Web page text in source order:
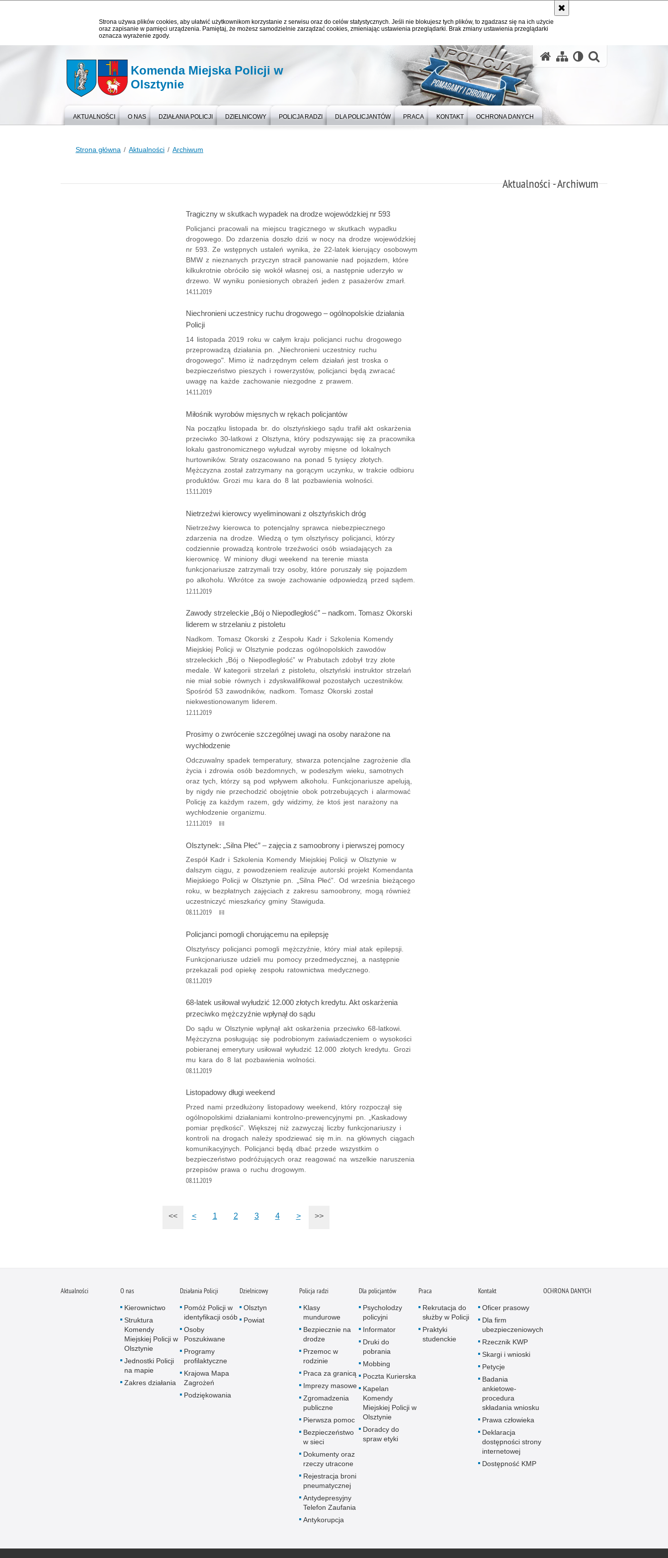
Strona używa plików cookies, aby ułatwić użytkownikom korzystanie z serwisu oraz do celów statystycznych. Jeśli nie blokujesz tych plików, to zgadzasz się na ich użycie
oraz zapisanie w pamięci urządzenia. Pamiętaj, że możesz samodzielnie zarządzać cookies, zmieniając ustawienia przeglądarki. Brak zmiany ustawienia przeglądarki
oznacza wyrażenie zgody.
Komenda Miejska Policji w
Olsztynie
AKTUALNOŚCI O NAS DZIAŁANIA POLICJI DZIELNICOWY POLICJA RADZI DLA POLICJANTÓW PRACA KONTAKT OCHRONA DANYCH
Strona główna Aktualności Archiwum
Aktualności - Archiwum
Tragiczny w skutkach wypadek na drodze wojewódzkiej nr 593
Policjanci pracowali na miejscu tragicznego w skutkach wypadku
drogowego. Do zdarzenia doszło dziś w nocy na drodze wojewódzkiej
nr 593. Ze wstępnych ustaleń wynika, że 22-latek kierujący osobowym
BMW z nieznanych przyczyn stracił panowanie nad pojazdem, które
kilkukrotnie obróciło się wokół własnej osi, a następnie uderzyło w
drzewo. W wyniku poniesionych obrażeń jeden z pasażerów zmarł.
14.11.2019
Niechronieni uczestnicy ruchu drogowego – ogólnopolskie działania
Policji
14 listopada 2019 roku w całym kraju policjanci ruchu drogowego
przeprowadzą działania pn. „Niechronieni uczestnicy ruchu
drogowego". Mimo iż nadrzędnym celem działań jest troska o
bezpieczeństwo pieszych i rowerzystów, policjanci będą zwracać
uwagę na każde zachowanie niezgodne z prawem.
14.11.2019
Miłośnik wyrobów mięsnych w rękach policjantów
Na początku listopada br. do olsztyńskiego sądu trafił akt oskarżenia
przeciwko 30-latkowi z Olsztyna, który podszywając się za pracownika
lokalu gastronomicznego wyłudzał wyroby mięsne od lokalnych
hurtowników. Straty oszacowano na ponad 5 tysięcy złotych.
Mężczyzna został zatrzymany na gorącym uczynku, w trakcie odbioru
produktów. Grozi mu kara do 8 lat pozbawienia wolności.
13.11.2019
Nietrzeźwi kierowcy wyeliminowani z olsztyńskich dróg
Nietrzeźwy kierowca to potencjalny sprawca niebezpiecznego
zdarzenia na drodze. Wiedzą o tym olsztyńscy policjanci, którzy
codziennie prowadzą kontrole trzeźwości osób wsiadających za
kierownicę. W miniony długi weekend na terenie miasta
funkcjonariusze zatrzymali trzy osoby, które poruszały się pojazdem
po alkoholu. Wkrótce za swoje zachowanie odpowiedzą przed sądem.
12.11.2019
Zawody strzeleckie „Bój o Niepodległość” – nadkom. Tomasz Okorski
liderem w strzelaniu z pistoletu
Nadkom. Tomasz Okorski z Zespołu Kadr i Szkolenia Komendy
Miejskiej Policji w Olsztynie podczas ogólnopolskich zawodów
strzeleckich „Bój o Niepodległość” w Prabutach zdobył trzy złote
medale. W kategorii strzelań z pistoletu, olsztyński instruktor strzelań
nie miał sobie równych i zdyskwalifikował pozostałych uczestników.
Spośród 53 zawodników, nadkom. Tomasz Okorski został
niekwestionowanym liderem.
12.11.2019
Prosimy o zwrócenie szczególnej uwagi na osoby narażone na
wychłodzenie
Odczuwalny spadek temperatury, stwarza potencjalne zagrożenie dla
życia i zdrowia osób bezdomnych, w podeszłym wieku, samotnych
oraz tych, którzy są pod wpływem alkoholu. Funkcjonariusze apelują,
by nigdy nie przechodzić obojętnie obok potrzebujących i alarmować
Policję za każdym razem, gdy widzimy, że ktoś jest narażony na
wychłodzenie organizmu.
12.11.2019
Olsztynek: „Silna Płeć” – zajęcia z samoobrony i pierwszej pomocy
Zespół Kadr i Szkolenia Komendy Miejskiej Policji w Olsztynie w
dalszym ciągu, z powodzeniem realizuje autorski projekt Komendanta
Miejskiego Policji w Olsztynie pn. „Silna Płeć”. Od września bieżącego
roku, w bezpłatnych zajęciach z zakresu samoobrony, mogą również
uczestniczyć mieszkańcy gminy Stawiguda.
08.11.2019
Policjanci pomogli chorującemu na epilepsję
Olsztyńscy policjanci pomogli mężczyźnie, który miał atak epilepsji.
Funkcjonariusze udzieli mu pomocy przedmedycznej, a następnie
przekazali pod opiekę zespołu ratownictwa medycznego.
08.11.2019
68-latek usiłował wyłudzić 12.000 złotych kredytu. Akt oskarżenia
przeciwko mężczyźnie wpłynął do sądu
Do sądu w Olsztynie wpłynął akt oskarżenia przeciwko 68-latkowi.
Mężczyzna posługując się podrobionym zaświadczeniem o wysokości
pobieranej emerytury usiłował wyłudzić 12.000 złotych kredytu. Grozi
mu kara do 8 lat pozbawienia wolności.
08.11.2019
Listopadowy długi weekend
Przed nami przedłużony listopadowy weekend, który rozpoczął się
ogólnopolskimi działaniami kontrolno-prewencyjnymi pn. „Kaskadowy
pomiar prędkości”. Większej niż zazwyczaj liczby funkcjonariuszy i
kontroli na drogach należy spodziewać się m.in. na głównych ciągach
komunikacyjnych. Policjanci będą dbać przede wszystkim o
bezpieczeństwo podróżujących oraz reagować na wszelkie naruszenia
przepisów prawa o ruchu drogowym.
08.11.2019
<< < 1 2 3 4 > >>
Aktualności O nas
Kierownictwo
Struktura
Komendy
Miejskiej Policji w
Olsztynie
Jednostki Policji
na mapie
Zakres działania
Działania Policji
Pomóż Policji w
identyfikacji osób
Osoby
Poszukiwane
Programy
profilaktyczne
Krajowa Mapa
Zagrożeń
Podziękowania
Dzielnicowy
Olsztyn
Powiat
Policja radzi
Klasy
mundurowe
Bezpiecznie na
drodze
Przemoc w
rodzinie
Praca za granicą
Imprezy masowe
Zgromadzenia
publiczne
Pierwsza pomoc
Bezpieczeństwo
w sieci
Dokumenty oraz
rzeczy utracone
Rejestracja broni
pneumatycznej
Antydepresyjny
Telefon Zaufania
Antykorupcja
Dla policjantów
Psycholodzy
policyjni
Informator
Druki do
pobrania
Mobbing
Poczta Kurierska
Kapelan
Komendy
Miejskiej Policji w
Olsztynie
Doradcy do
spraw etyki
Praca
Rekrutacja do
służby w Policji
Praktyki
studenckie
Kontakt
Oficer prasowy
Dla firm
ubezpieczeniowych
Rzecznik KWP
Skargi i wnioski
Petycje
Badania
ankietowe-
procedura
składania wniosku
Prawa człowieka
Deklaracja
dostępności strony
internetowej
Dostępność KMP
OCHRONA DANYCH